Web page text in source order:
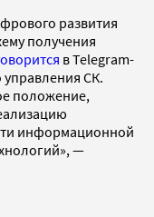
развития
получения
в Telegram-
СК.
положение,
информационной
—